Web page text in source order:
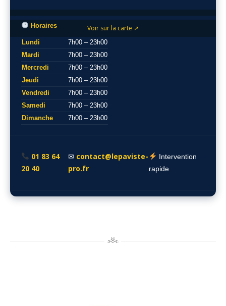
Voir sur la carte ↗
Horaires
Lundi
7h00 – 23h00
Mardi
7h00 – 23h00
Mercredi
7h00 – 23h00
Jeudi
7h00 – 23h00
Vendredi
7h00 – 23h00
Samedi
7h00 – 23h00
Dimanche
7h00 – 23h00
01 83 64
20 40
✉ contact@lepaviste-
pro.fr
Intervention
rapide